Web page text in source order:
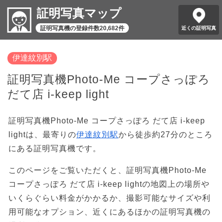
証明写真マップ
証明写真機の登録件数20,682件 近くの証明写真
伊達紋別駅
証明写真機Photo-Me コープさっぽろ
だて店 i-keep light
証明写真機Photo-Me コープさっぽろ だて店 i-keep
lightは、最寄りの伊達紋別駅から徒歩約27分のところ
にある証明写真機です。
このページをご覧いただくと、証明写真機Photo-Me
コープさっぽろ だて店 i-keep lightの地図上の場所や
いくらぐらい料金がかかるか、撮影可能なサイズや利
用可能なオプション、近くにあるほかの証明写真機の